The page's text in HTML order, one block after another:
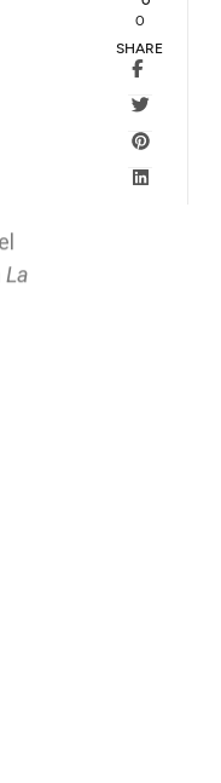
La
0
SHARE